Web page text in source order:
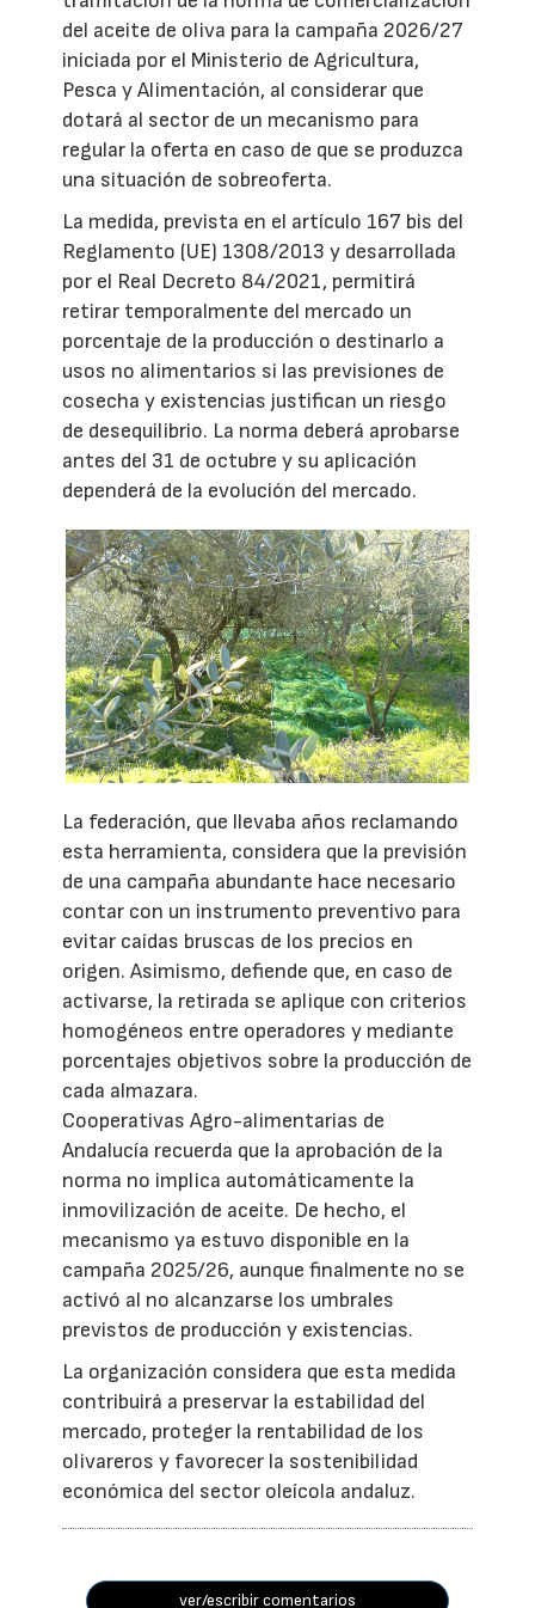
del aceite de oliva para la campaña 2026/27
iniciada por el Ministerio de Agricultura,
Pesca y Alimentación, al considerar que
dotará al sector de un mecanismo para
regular la oferta en caso de que se produzca
una situación de sobreoferta.
La medida, prevista en el artículo 167 bis del
Reglamento (UE) 1308/2013 y desarrollada
por el Real Decreto 84/2021, permitirá
retirar temporalmente del mercado un
porcentaje de la producción o destinarlo a
usos no alimentarios si las previsiones de
cosecha y existencias justifican un riesgo
de desequilibrio. La norma deberá aprobarse
antes del 31 de octubre y su aplicación
dependerá de la evolución del mercado.
La federación, que llevaba años reclamando
esta herramienta, considera que la previsión
de una campaña abundante hace necesario
contar con un instrumento preventivo para
evitar caídas bruscas de los precios en
origen. Asimismo, defiende que, en caso de
activarse, la retirada se aplique con criterios
homogéneos entre operadores y mediante
porcentajes objetivos sobre la producción de
cada almazara.
Cooperativas Agro-alimentarias de
Andalucía recuerda que la aprobación de la
norma no implica automáticamente la
inmovilización de aceite. De hecho, el
mecanismo ya estuvo disponible en la
campaña 2025/26, aunque finalmente no se
activó al no alcanzarse los umbrales
previstos de producción y existencias.
La organización considera que esta medida
contribuirá a preservar la estabilidad del
mercado, proteger la rentabilidad de los
olivareros y favorecer la sostenibilidad
económica del sector oleícola andaluz.
ver/escribir comentarios